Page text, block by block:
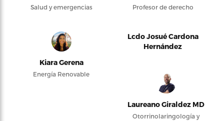
Salud y emergencias Profesor de derecho
Kiara Gerena
Energía Renovable
Lcdo Josué Cardona
Hernández
Laureano Giraldez MD
Otorrinolaringología y